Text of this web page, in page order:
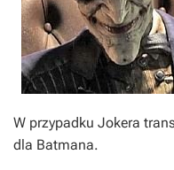
W przypadku Jokera
dla Batmana.